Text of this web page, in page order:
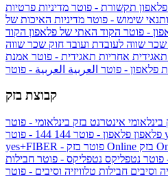
פלאפון תקשורת - פוטר מדיניות פרטיות
שימוש - פוטר מדיניות האיכות של
- פוטר הקוד האתי של פלאפון הקוד
שווה לעובדת ועובד חוק שכר שווה
אחריות תאגידית - פוטר אמנת
פלאפון - פוטר العربية العربية - פוטר
קבוצת בזק
אינטרנט בזק בינלאומי - פוטר
פלאפון פלאפון - פוטר 144
yes+FIBER - פוטר בזק Online
פוטר נטפליקס נטפליקס - פוטר חבילות
וסיבים חבילות טלוויזיה וסיבים - פוטר